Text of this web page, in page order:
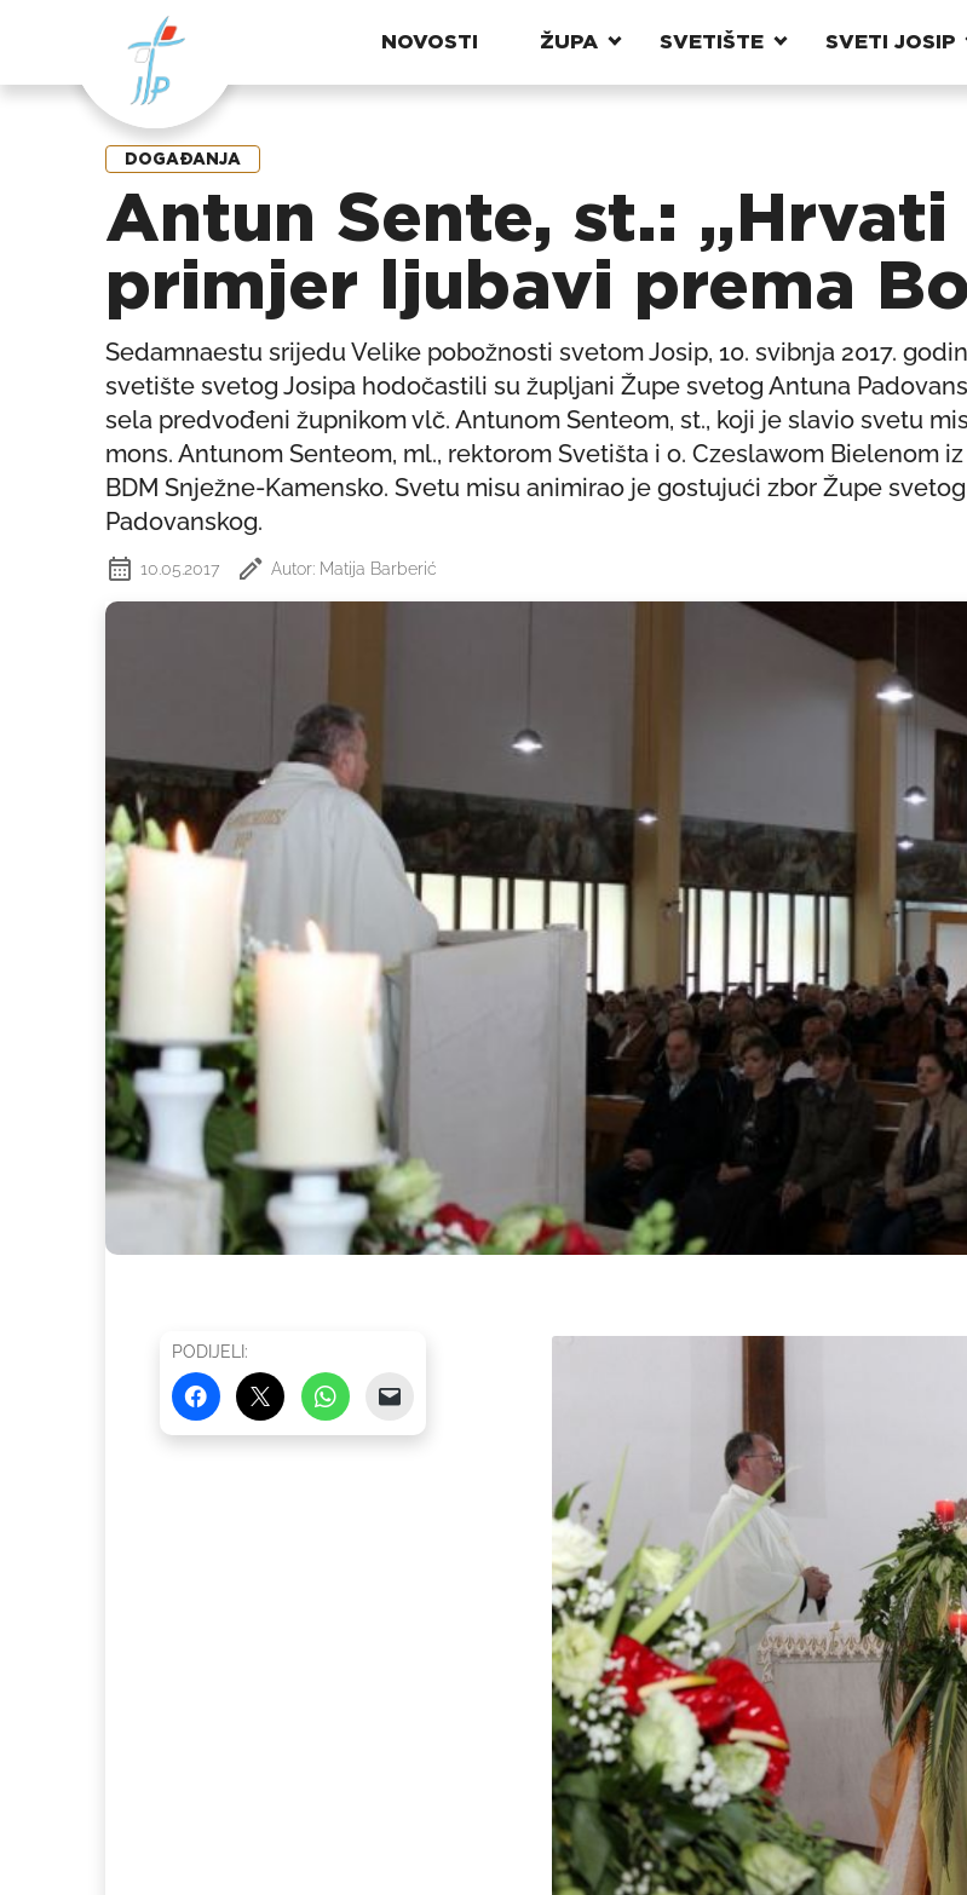
NOVOSTI ŽUPA SVETIŠTE SVETI JOSIP
DOGAĐANJA
Antun Sente, st.:
primjer ljubavi prema
Sedamnaestu srijedu Velike pobožnosti svetom Josip, 10. svibnja 2017.
svetište svetog Josipa hodočastili su župljani Župe svetog Antuna
sela predvođeni župnikom vlč. Antunom Senteom, st., koji je slavio svetu
mons. Antunom Senteom, ml., rektorom Svetišta i o. Czeslawom Bielenom
BDM Snježne-Kamensko. Svetu misu animirao je gostujući zbor Župe
Padovanskog.
10.05.2017 Autor: Matija Barberić
PODIJELI: